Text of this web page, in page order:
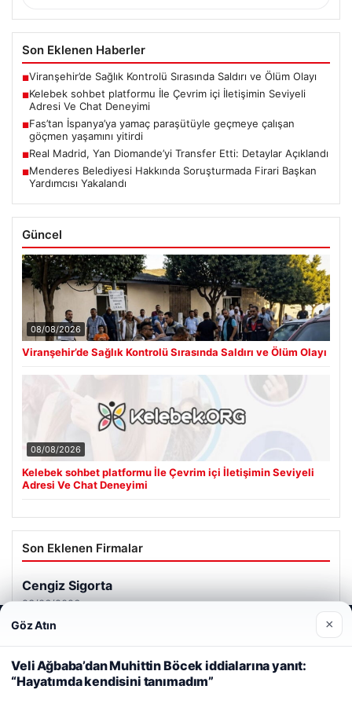
Son Eklenen Haberler
■Viranşehir’de Sağlık Kontrolü Sırasında Saldırı ve Ölüm Olayı
■Kelebek sohbet platformu İle Çevrim içi İletişimin Seviyeli
Adresi Ve Chat Deneyimi
■Fas’tan İspanya’ya yamaç paraşütüyle geçmeye çalışan
göçmen yaşamını yitirdi
■Real Madrid, Yan Diomande’yi Transfer Etti: Detaylar Açıklandı
■Menderes Belediyesi Hakkında Soruşturmada Firari Başkan
Yardımcısı Yakalandı
Güncel
08/08/2026
Viranşehir’de Sağlık Kontrolü Sırasında Saldırı ve Ölüm Olayı
08/08/2026
Kelebek sohbet platformu İle Çevrim içi İletişimin Seviyeli
Adresi Ve Chat Deneyimi
Son Eklenen Firmalar
Cengiz Sigorta
23/06/2026
Web sitemizi nasıl kullandığınızı daha iyi anlayabilmek,
deneyiminizi kişiselleştirmek ve geliştirmek amacıyla çerezler
kullanıyoruz.
Çerez Politikamız
Reddet Kabul Et
Göz Atın ×
Veli Ağbaba’dan Muhittin Böcek iddialarına yanıt:
“Hayatımda kendisini tanımadım”